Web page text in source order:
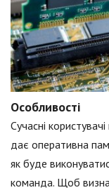
Особливості
Сучасні
дає оперативна
як буде
команда. Щоб